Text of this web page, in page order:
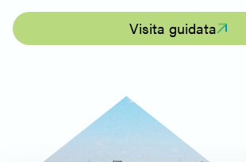
Visita guidata